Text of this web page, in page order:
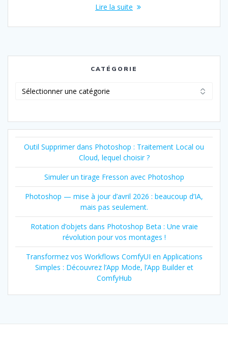
Lire la suite
CATÉGORIE
Outil Supprimer dans Photoshop : Traitement Local ou
Cloud, lequel choisir ?
Simuler un tirage Fresson avec Photoshop
Photoshop — mise à jour d’avril 2026 : beaucoup d’IA,
mais pas seulement.
Rotation d’objets dans Photoshop Beta : Une vraie
révolution pour vos montages !
Transformez vos Workflows ComfyUI en Applications
Simples : Découvrez l’App Mode, l’App Builder et
ComfyHub